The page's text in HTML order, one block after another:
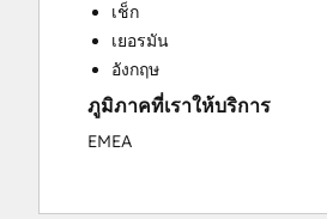
เช็ก
เยอรมัน
อังกฤษ
ภูมิภาคที่เราให้บริการ
EMEA